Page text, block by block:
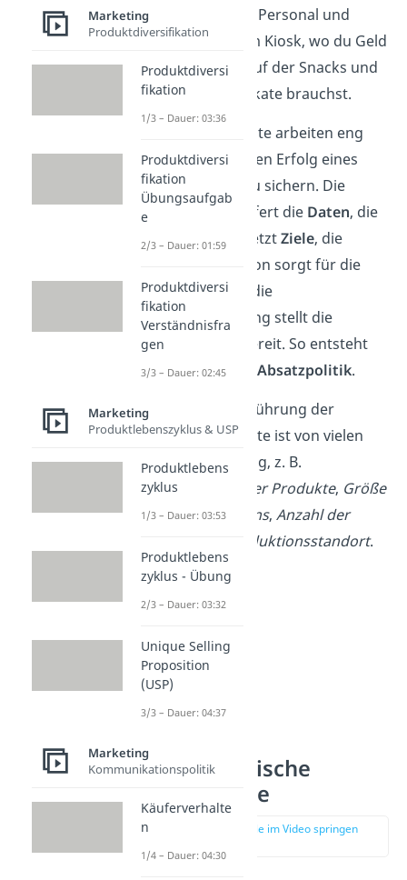
für Werbung, Personal und
Waren. Wie im Kiosk, wo du Geld
für den Einkauf der Snacks und
für Werbeplakate brauchst.
Diese vier Elemente arbeiten eng
zusammen, um den Erfolg eines
Unternehmens zu sichern. Die
Absatzanalyse liefert die Daten, die
Absatzplanung setztZiele, die
Absatzorganisation sorgt für die
Umsetzungund die
Absatzfinanzierung stellt die
nötigen
bereit. So entsteht
eine erfolgreiche Absatzpolitik.
Wichtig:
Die Ausführung der
einzelnen Elemente ist von vielen
Faktoren abhängig, z. B.
Beschaffenheit der Produkte, Größe
des Unternehmens, Anzahl der
Produktionsstandort.
Absatzpolitische
Instrumente
zur Stelle im Video springen
Marketing
Produktdiversifikation
Produktdiversi
fikation
1/3 – Dauer: 03:36
Produktdiversi
fikation
Übungsaufgab
e
2/3 – Dauer: 01:59
Produktdiversi
fikation
Verständnisfra
gen
3/3 – Dauer: 02:45
Marketing
Produktlebenszyklus & USP
Produktlebens
zyklus
1/3 – Dauer: 03:53
Produktlebens
zyklus - Übung
2/3 – Dauer: 03:32
Unique Selling
Proposition
(USP)
3/3 – Dauer: 04:37
Marketing
Kommunikationspolitik
Käuferverhalte
n
1/4 – Dauer: 04:30